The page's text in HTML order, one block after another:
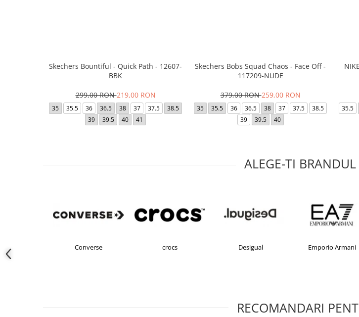
Skechers Bountiful - Quick Path - 12607-
BBK
299,00 RON219,00 RON
35 35.5 36 36.5 38 37 37.5
38.5
39
39.5 40 41
Skechers Bobs Squad Chaos - Face Off -
117209-NUDE
379,00 RON259,00 RON
35 35.5 36 36.5 38 37 37.5
38.5
39
39.5 40
35.5
ALEGE-TI BRANDUL
Originals Converse crocs Desigual Emporio Armani
RECOMANDARI